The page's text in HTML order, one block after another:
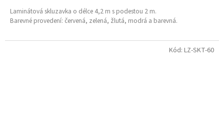
Laminátová skluzavka o délce 4,2 m s podestou 2 m.
Barevné provedení: červená, zelená, žlutá, modrá a barevná.
Kód: LZ-SKT-60